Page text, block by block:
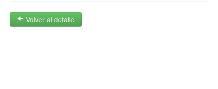
Volver al detalle